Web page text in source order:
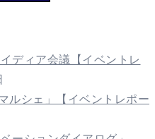
ディア会議【イベントレ
ルシェ」【イベントレポー